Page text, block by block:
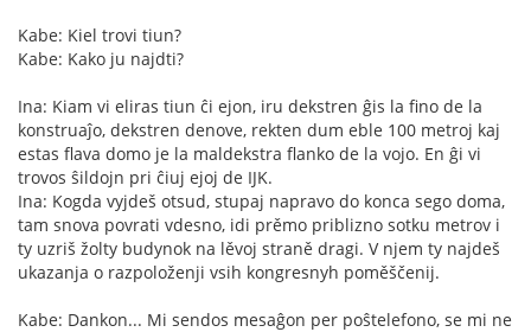
Kabe: Kiel trovi tiun?
Kabe: Kako ju najdti?
Ina: Kiam vi eliras tiun ĉi ejon, iru dekstren ĝis la fino de la
konstruaĵo, dekstren denove, rekten dum eble 100 metroj kaj
estas flava domo je la maldekstra flanko de la vojo. En ĝi vi
trovos ŝildojn pri ĉiuj ejoj de IJK.
Ina: Kogda vyjdeš otsud, stupaj napravo do konca sego doma,
tam snova povrati vdesno, idi prěmo priblizno sotku metrov i
ty uzriš žolty budynok na lěvoj straně dragi. V njem ty najdeš
ukazanja o razpoloženji vsih kongresnyh poměščenij.
Kabe: Dankon... Mi sendos mesaĝon per poŝtelefono, se mi ne